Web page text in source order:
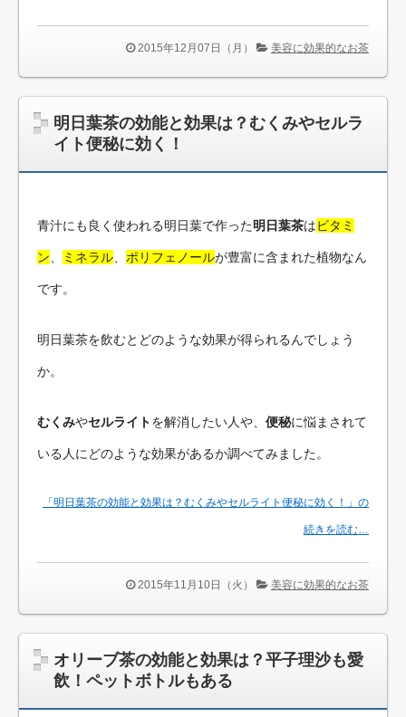
2015年12月07日（月） 美容に効果的なお茶
明日葉茶の効能と効果は？むくみやセルラ
イト便秘に効く！
青汁にも良く使われる明日葉で作った明日葉茶はビタミ
ン ミネラル ポリフェノールが豊富に含まれた植物なん
です。
明日葉茶を飲むとどのような効果が得られるんでしょう
か。
むくみやセルライトを解消したい人や、 便秘に悩まされて
いる人にどのような効果があるか調べてみました。
「明日葉茶の効能と効果は？むくみやセルライト便秘に効く！」の
続きを読む…
2015年11月10日（火） 美容に効果的なお茶
オリーブ茶の効能と効果は？平子理沙も愛
飲！ペットボトルもある